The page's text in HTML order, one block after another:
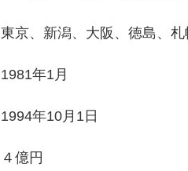
東京、新潟、大阪、徳島、
1981年1月
1994年10月1日
４億円